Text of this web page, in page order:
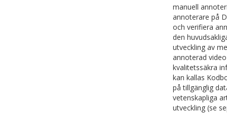
manuell
annoterare på
och verifiera
den
utveckling av
annoterad
kvalitetssäkra
kan kallas
på tillgänglig
vetenskapliga
utveckling (se